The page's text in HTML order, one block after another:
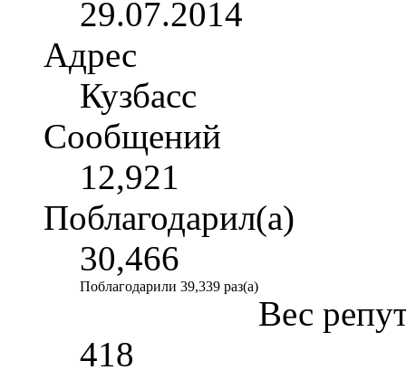
29.07.2014
Адрес
Кузбасс
Сообщений
12,921
Поблагодарил(а)
30,466
Поблагодарили 39,339 раз(а)
Вес
418